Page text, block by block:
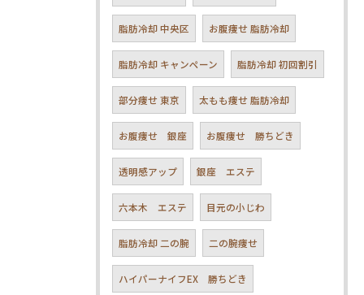
脂肪冷却 中央区 お腹痩せ 脂肪冷却
脂肪冷却 キャンペーン 脂肪冷却 初回割引
部分痩せ 東京 太もも痩せ 脂肪冷却
お腹痩せ 銀座 お腹痩せ 勝ちどき
透明感アップ 銀座 エステ
六本木 エステ 目元の小じわ
脂肪冷却 二の腕 二の腕痩せ
ハイパーナイフEX 勝ちどき